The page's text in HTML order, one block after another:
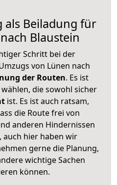
als Beiladung für
Blaustein
Schritt bei der
von Lünen nach
der Routen. Es ist
die sowohl sicher
ist. Es ist auch ratsam,
die Route frei von
anderen Hindernissen
auch hier haben wir
gerne die Planung,
wichtige Sachen
können.